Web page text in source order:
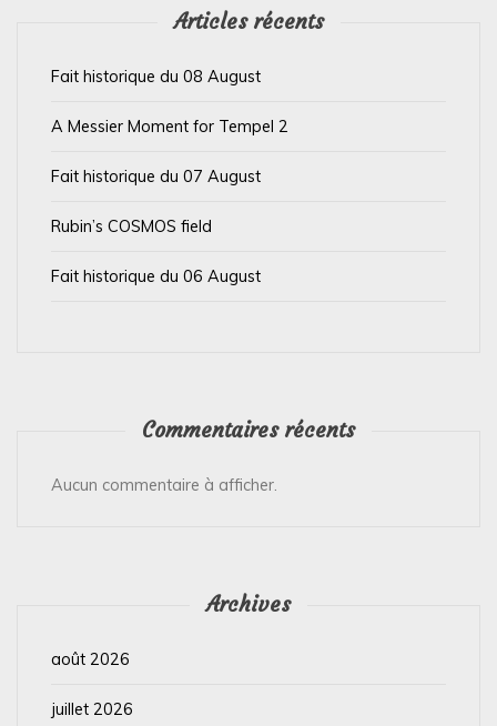
Articles récents
Fait historique du 08 August
A Messier Moment for Tempel 2
Fait historique du 07 August
Rubin’s COSMOS field
Fait historique du 06 August
Commentaires récents
Aucun commentaire à afficher.
Archives
août 2026
juillet 2026